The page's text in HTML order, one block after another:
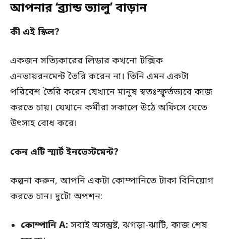
আপনার ‘ব্র্যান্ড ভ্যালু’ বাড়ান
কী এই স্কিল?
একজন সত্যিকারের লিডার কখনো টক্সিক
এনভায়রনমেন্ট তৈরি করেন না। তিনি এমন একটা
পরিবেশ তৈরি করেন যেখানে মানুষ স্বতঃস্ফূর্তভাবে কাজ
করতে চায়। যেখানে কর্মীরা সকালে উঠে অফিসে যেতে
উৎসাহ বোধ করে।
কেন এটি স্মার্ট ইনভেস্টমেন্ট?
কল্পনা করুন, আপনি একটা কোম্পানিতে টাকা বিনিয়োগ
করতে চান। দুটো অপশন:
কোম্পানি A: সবাই অসন্তুষ্ট, ঝগড়া-ঝাটি, কাজ শেষ